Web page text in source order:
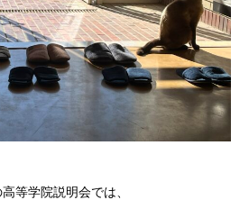
等学院説明会では、